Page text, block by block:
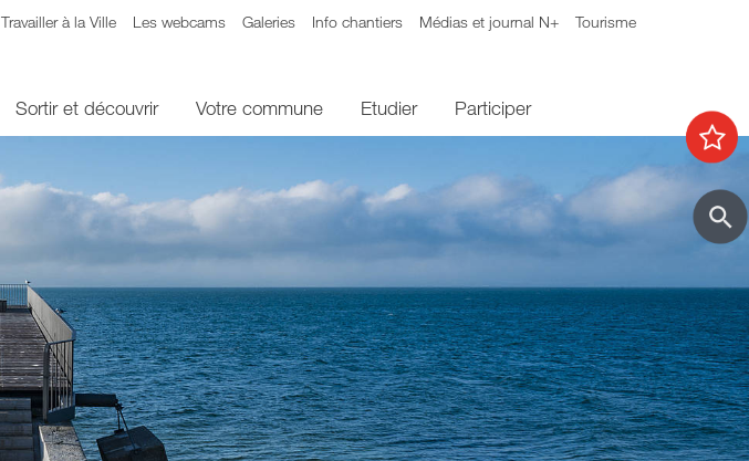
Travailler à la Ville Les webcams Galeries Info chantiers Médias et journal N+ Tourisme
Sortir et découvrir Votre commune Etudier Participer